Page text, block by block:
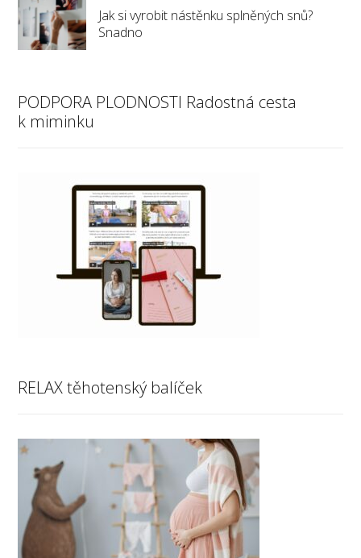
Jak si vyrobit nástěnku splněných snů?
Snadno
PODPORA PLODNOSTI Radostná cesta
k miminku
RELAX těhotenský balíček